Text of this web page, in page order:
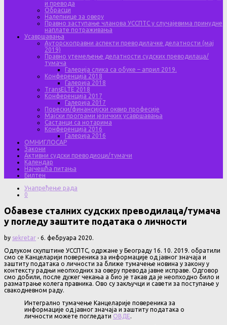
и превода
Обрасци
Налепнице за оверу
Правно заступање чланова УССПТС у случајевима принудне
наплате потраживања
Усавршавања
Ауторскоправни аспекти преводилачке делатности (мај
2019)
Правно утемељење делатности судских преводилаца/
тумача
Галерија слика са обуке – април 2019.
Конференција 2018
Галерија 2018
TransELTE 2018
Конференција 2017
Галерија 2017
Порески/финансијски оквир професије
Мајски програми језичких усавршавања
Састанци са нотарима
Конференција 2016
Галерија 2016
ОМНИГЛОСАР
Закони
Активни судски преводиоци/тумачи
Календар
Најчешћа питања
Билтен
Унапређење рада
0
Обавезе сталних судских преводилаца/тумача
у погледу заштите података о личности
by sekretar · 6. фебруара 2020.
Одлуком скупштине УССПТС, одржане у Београду 16. 10. 2019. обратили
смо се Канцеларији повереника за информације од јавног значаја и
заштиту података о личности за ближе тумачење новина у закону у
контексту радњи неопходних за оверу превода јавне исправе. Одговор
смо добили, после дужег чекања а био је такав да је неопходно било и
разматрање колега правника. Ово су закључци и савети за поступање у
свакодневном раду.
Интегрално тумачење Канцеларије повереника за
информације од јавног значаја и заштиту података о
личности можете погледати ОВДЕ.